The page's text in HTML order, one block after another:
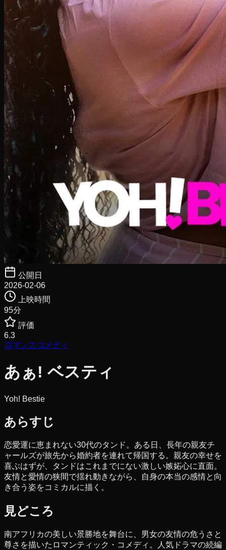
公開日
2026-02-06
上映時間
95分
評価
6.3
ロマンス コメディ
あぁ! ベスティ
Yoh! Bestie
あらすじ
恋愛運に恵まれない30代のタンド。ある日、長年の親友チ
ャールズが旅先から婚約者を連れて帰国する。親友の幸せを
喜ぶはずが、タンドはこれまでにない激しい嫉妬心に直面。
友情と愛情の狭間で揺れ動きながら、自身の本当の感情と向
き合う姿をコミカルに描く。
見どころ
南アフリカの美しい景勝地を舞台に、男女の友情の危うさと
尊さを描いたロマンティック・コメディ。人気ドラマの続編